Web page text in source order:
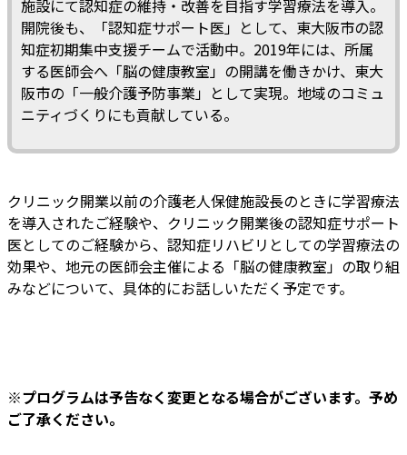
施設にて認知症の維持・改善を目指す学習療法を導入。
開院後も、「認知症サポート医」として、東大阪市の認
知症初期集中支援チームで活動中。2019年には、所属
する医師会へ「脳の健康教室」の開講を働きかけ、東大
阪市の「一般介護予防事業」として実現。地域のコミュ
ニティづくりにも貢献している。
クリニック開業以前の介護老人保健施設長のときに学習療法
を導入されたご経験や、クリニック開業後の認知症サポート
医としてのご経験から、認知症リハビリとしての学習療法の
効果や、地元の医師会主催による「脳の健康教室」の取り組
みなどについて、具体的にお話しいただく予定です。
※プログラムは予告なく変更となる場合がございます。予め
ご了承ください。